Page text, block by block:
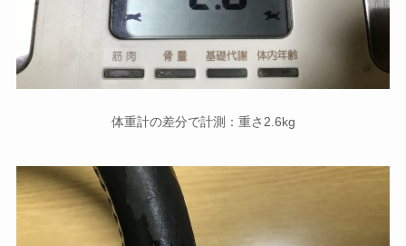
体重計の差分で計測：重さ2.6kg